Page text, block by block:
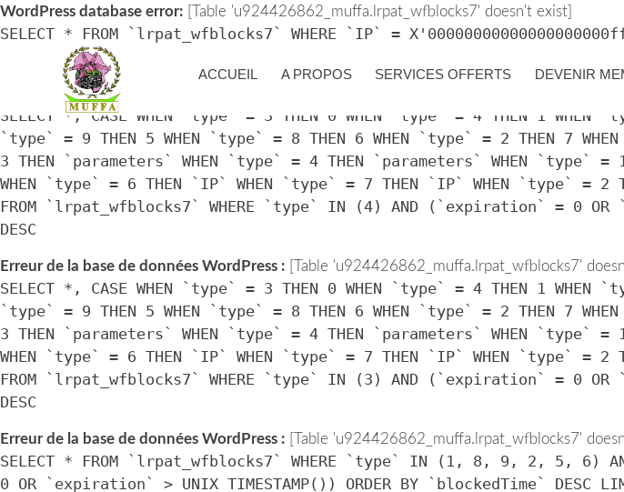
WordPress database error: [Table 'u924426862_muffa.lrpat_wfblocks7' doesn't exist]
SELECT * FROM `lrpat_wfblocks7` WHERE `IP` =
> UNIX_TIMESTAMP())
Erreur de la base de données WordPress :
SELECT *, CASE WHEN `type` = 3 THEN 0 WHEN `type` = 4 THEN 1 WHEN
`type` = 9 THEN 5 WHEN `type` = 8 THEN 6 WHEN `type` = 2 THEN 7
3 THEN `parameters` WHEN `type` = 4 THEN `parameters` WHEN `type`
WHEN `type` = 6 THEN `IP` WHEN `type` = 7 THEN `IP` WHEN `type` =
FROM `lrpat_wfblocks7` WHERE `type` IN (4) AND (`expiration` = 0 OR
DESC
Erreur de la base de données WordPress : [Table 'u924426862_muffa.lrpat_wfblocks7'
SELECT *, CASE WHEN `type` = 3 THEN 0 WHEN `type` = 4 THEN 1 WHEN
`type` = 9 THEN 5 WHEN `type` = 8 THEN 6 WHEN `type` = 2 THEN 7
3 THEN `parameters` WHEN `type` = 4 THEN `parameters` WHEN `type`
WHEN `type` = 6 THEN `IP` WHEN `type` = 7 THEN `IP` WHEN `type` =
FROM `lrpat_wfblocks7` WHERE `type` IN (3) AND (`expiration` = 0 OR
DESC
Erreur de la base de données WordPress : [Table 'u924426862_muffa.lrpat_wfblocks7'
SELECT * FROM `lrpat_wfblocks7` WHERE `type` IN (1, 8, 9, 2, 5, 6)
0 OR `expiration` > UNIX_TIMESTAMP()) ORDER BY `blockedTime` DESC
ACCUEIL A PROPOS SERVICES OFFERTS DEVENIR